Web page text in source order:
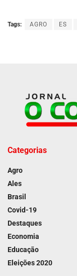
Tags: AGRO ES
Categorias
Agro
Ales
Brasil
Covid-19
Destaques
Economia
Educação
Eleições 2020